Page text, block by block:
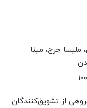
ملیسا جرج، مینا
از تشویق‌کنندگان